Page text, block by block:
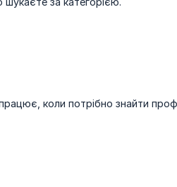
коли потрібно знайти